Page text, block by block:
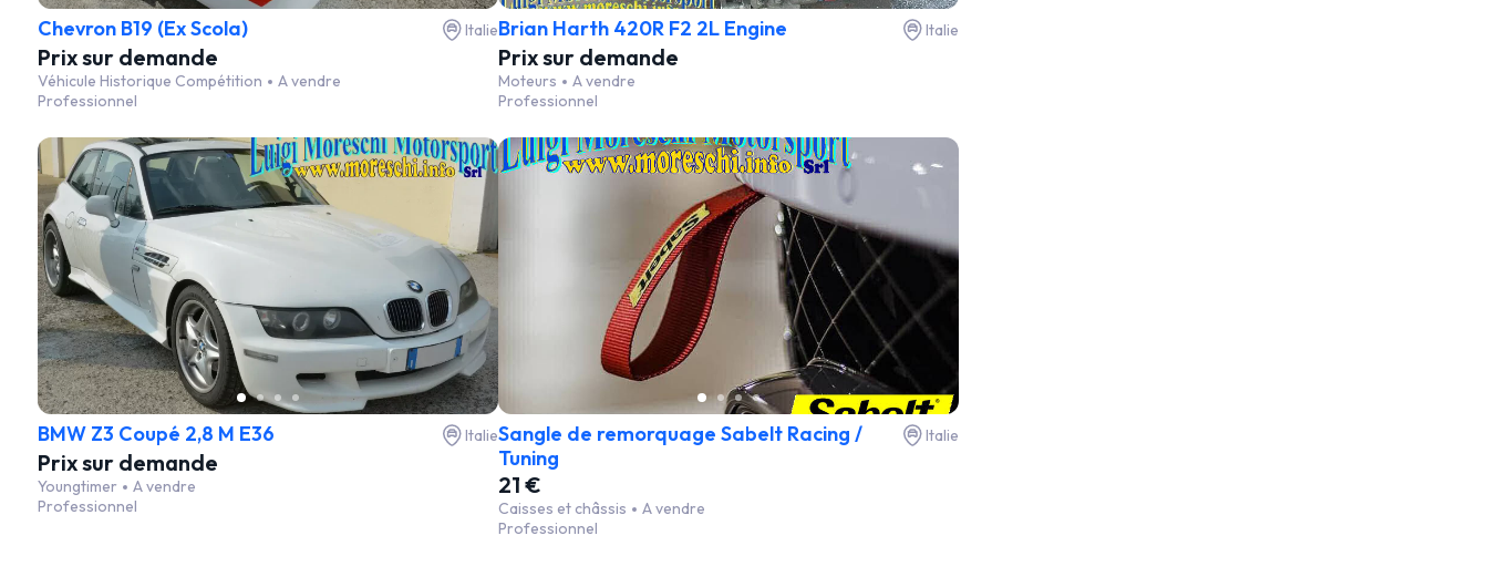
Chevron B19 (Ex Scola) Italie
Prix sur demande
Véhicule Historique Compétition
A vendre
Professionnel
Brian Harth 420R F2 2L Engine Italie
Prix sur demande
Moteurs
A vendre
Professionnel
BMW Z3 Coupé 2,8 M E36 Italie
Prix sur demande
Youngtimer
A vendre
Professionnel
Sangle de remorquage Sabelt Racing /
Tuning
Italie
21 €
Caisses et châssis
A vendre
Professionnel